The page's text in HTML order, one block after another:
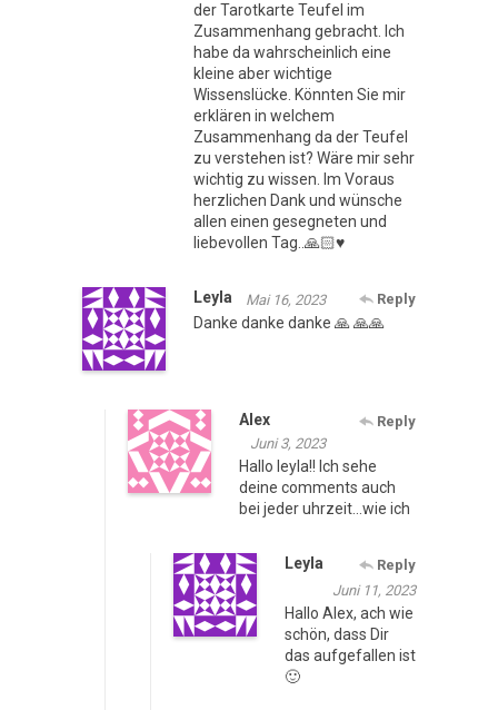
der Tarotkarte Teufel im
Zusammenhang gebracht. Ich
habe da wahrscheinlich eine
kleine aber wichtige
Wissenslücke. Könnten Sie mir
erklären in welchem
Zusammenhang da der Teufel
zu verstehen ist? Wäre mir sehr
wichtig zu wissen. Im Voraus
herzlichen Dank und wünsche
allen einen gesegneten und
liebevollen Tag..🙏🏻♥️
Leyla Reply
Mai 16, 2023
Danke danke danke 🙏 🙏🙏
Alex
Reply
Juni 3, 2023
Hallo leyla!! Ich sehe
deine comments auch
bei jeder uhrzeit…wie ich
Leyla
Reply
Juni 11, 2023
Hallo Alex, ach wie
schön, dass Dir
das aufgefallen ist
🙂